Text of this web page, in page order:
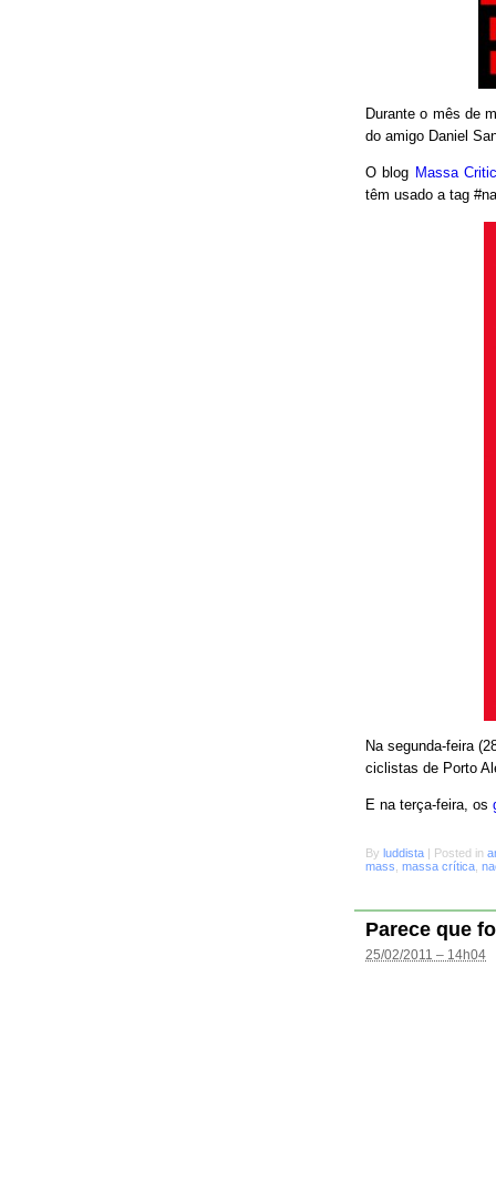
Durante o mês de
do amigo Daniel
O blog Massa
têm usado a tag
Na segunda-feira
ciclistas de Porto
E na terça-feira, os
By luddista | Posted in
mass massa crítica
Parece que
25/02/2011 – 14h04